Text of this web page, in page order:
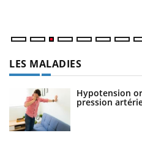
LES MALADIES
Hypotension
pression